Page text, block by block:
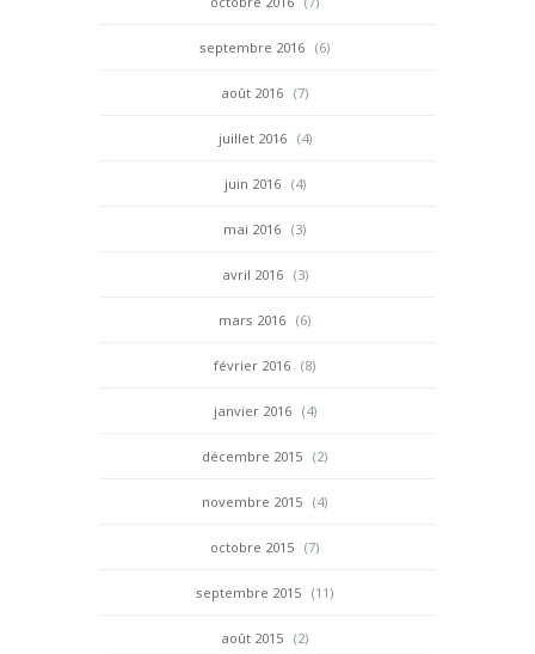
septembre 2016 (6)
août 2016 (7)
juillet 2016 (4)
juin 2016 (4)
mai 2016 (3)
avril 2016 (3)
mars 2016 (6)
février 2016 (8)
janvier 2016 (4)
décembre 2015 (2)
novembre 2015 (4)
octobre 2015 (7)
septembre 2015 (11)
août 2015 (2)